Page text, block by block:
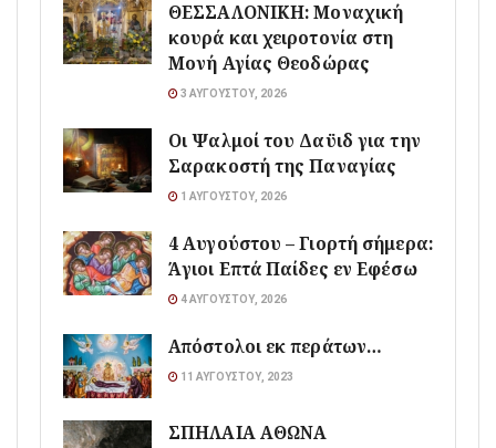
ΘΕΣΣΑΛΟΝΙΚΗ: Μοναχική
κουρά και χειροτονία στη
Μονή Αγίας Θεοδώρας
3 ΑΥΓΟΎΣΤΟΥ, 2026
Οι Ψαλμοί του Δαϋιδ για την
Σαρακοστή της Παναγίας
1 ΑΥΓΟΎΣΤΟΥ, 2026
4 Αυγούστου – Γιορτή σήμερα:
Άγιοι Επτά Παίδες εν Εφέσω
4 ΑΥΓΟΎΣΤΟΥ, 2026
Απόστολοι εκ περάτων…
11 ΑΥΓΟΎΣΤΟΥ, 2023
ΣΠΗΛΑΙΑ ΑΘΩΝΑ